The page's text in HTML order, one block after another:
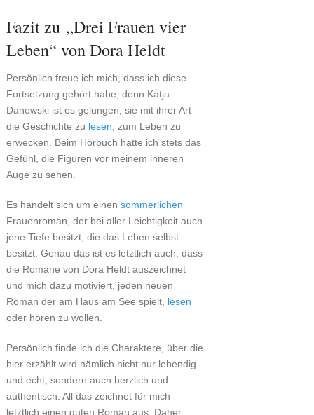
Fazit zu „Drei Frauen vier
Leben“ von Dora Heldt
Persönlich freue ich mich, dass ich diese
Fortsetzung gehört habe, denn Katja
Danowski ist es gelungen, sie mit ihrer Art
die Geschichte zu lesen , zum Leben zu
erwecken. Beim Hörbuch hatte ich stets das
Gefühl, die Figuren vor meinem inneren
Auge zu sehen.
Es handelt sich um einen sommerlichen
Frauenroman, der bei aller Leichtigkeit auch
jene Tiefe besitzt, die das Leben selbst
besitzt. Genau das ist es letztlich auch, dass
die Romane von Dora Heldt auszeichnet
und mich dazu motiviert, jeden neuen
Roman der am Haus am See spielt, lesen
oder hören zu wollen.
Persönlich finde ich die Charaktere, über die
hier erzählt wird nämlich nicht nur lebendig
und echt, sondern auch herzlich und
authentisch. All das zeichnet für mich
letztlich einen guten Roman aus. Daher